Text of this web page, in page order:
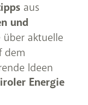
aus
und
über aktuelle
dem
Ideen
Energie